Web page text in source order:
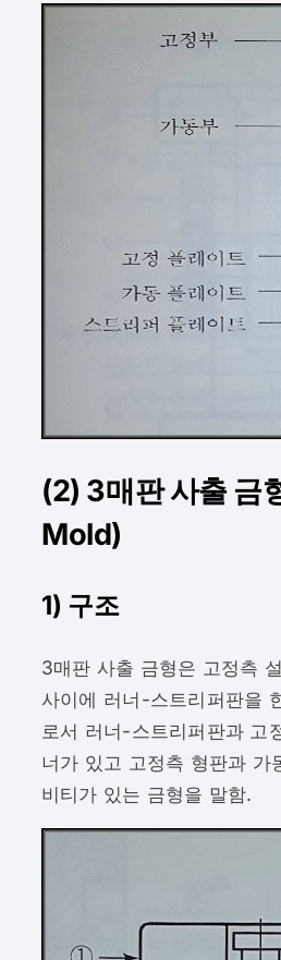
(2) 3매판 사출 금
Mold)
1) 구조
3매판 사출 금형은 고정측
사이에 러너-스트리퍼판을
로서 러너-스트리퍼판과 고
너가 있고 고정측 형판과 가
비티가 있는 금형을 말함.